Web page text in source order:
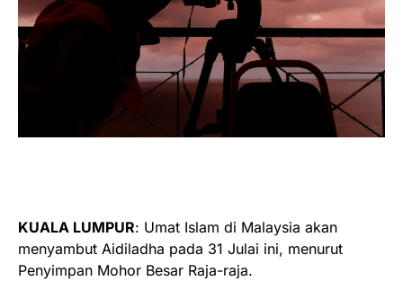
KUALA LUMPUR: Umat Islam di Malaysia akan
menyambut Aidiladha pada 31 Julai ini, menurut
Penyimpan Mohor Besar Raja-raja.